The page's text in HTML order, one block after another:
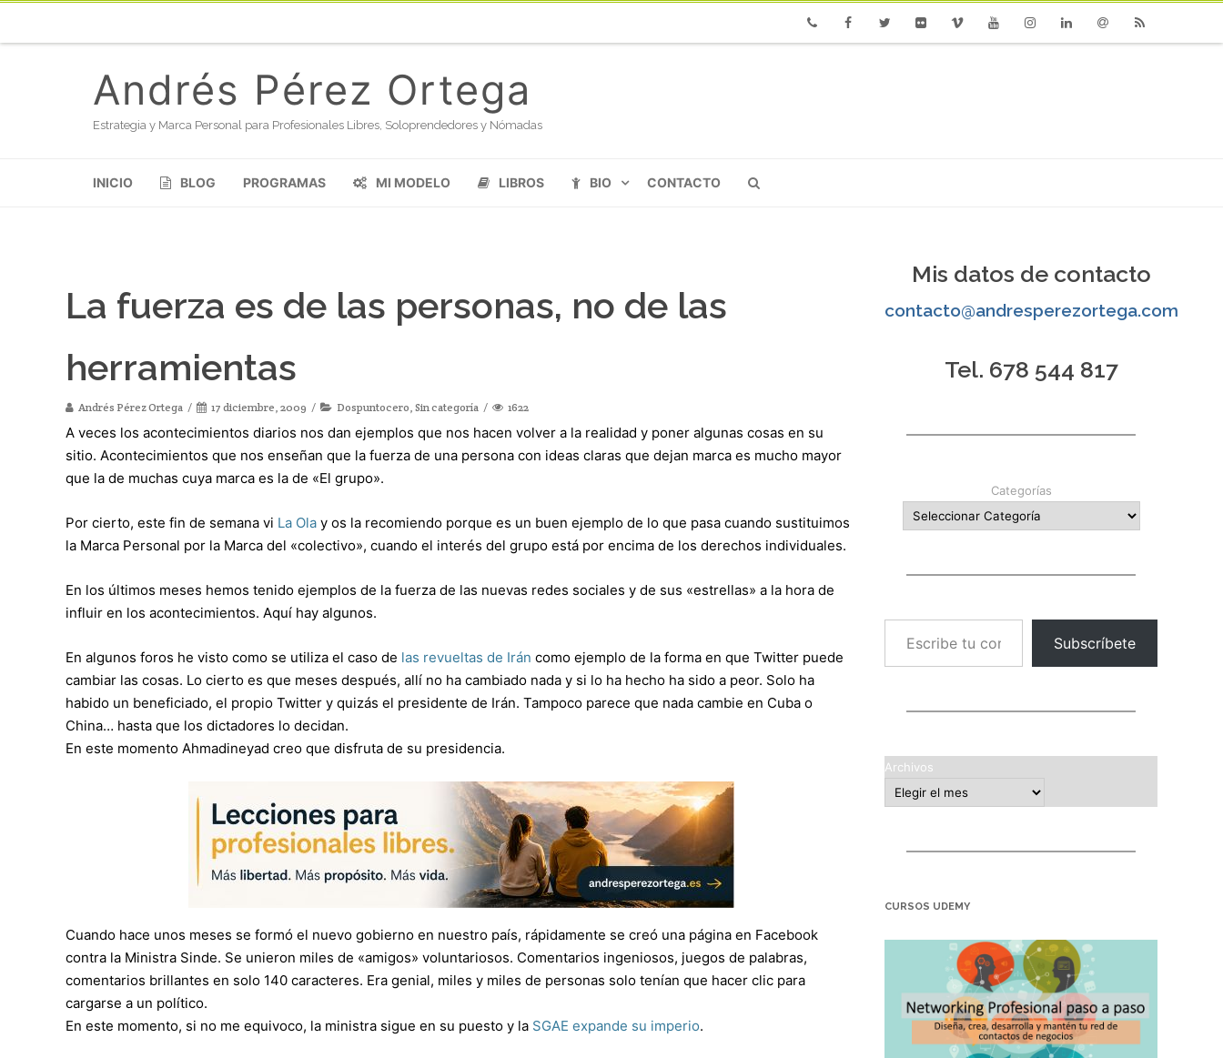
Andrés Pérez Ortega
Estrategia y Marca Personal para Profesionales Libres, Soloprendedores y Nómadas
INICIO BLOG PROGRAMAS MI MODELO LIBROS BIO CONTACTO
La fuerza es de las personas, no de las
herramientas
Andrés Pérez Ortega 17 diciembre, 2009 Dospuntocero, Sin categoría 1622
A veces los acontecimientos diarios nos dan ejemplos que nos hacen volver a la realidad y poner algunas cosas en su
sitio. Acontecimientos que nos enseñan que la fuerza de una persona con ideas claras que dejan marca es mucho mayor
que la de muchas cuya marca es la de «El grupo».
Por cierto, este fin de semana vi La Ola y os la recomiendo porque es un buen ejemplo de lo que pasa cuando sustituimos
la Marca Personal por la Marca del «colectivo», cuando el interés del grupo está por encima de los derechos individuales.
En los últimos meses hemos tenido ejemplos de la fuerza de las nuevas redes sociales y de sus «estrellas» a la hora de
influir en los acontecimientos. Aquí hay algunos.
En algunos foros he visto como se utiliza el caso de las revueltas de Irán como ejemplo de la forma en que Twitter puede
cambiar las cosas. Lo cierto es que meses después, allí no ha cambiado nada y si lo ha hecho ha sido a peor. Solo ha
habido un beneficiado, el propio Twitter y quizás el presidente de Irán. Tampoco parece que nada cambie en Cuba o
China… hasta que los dictadores lo decidan.
En este momento Ahmadineyad creo que disfruta de su presidencia.
Cuando hace unos meses se formó el nuevo gobierno en nuestro país, rápidamente se creó una página en Facebook
contra la Ministra Sinde. Se unieron miles de «amigos» voluntariosos. Comentarios ingeniosos, juegos de palabras,
comentarios brillantes en solo 140 caracteres. Era genial, miles y miles de personas solo tenían que hacer clic para
cargarse a un político.
En este momento, si no me equivoco, la ministra sigue en su puesto y la SGAE expande su imperio.
Mis datos de contacto
contacto@andresperezortega.com
Tel. 678 544 817
Categorías
Escribe tu correo electrónico…
Subscríbete
Archivos
CURSOS UDEMY